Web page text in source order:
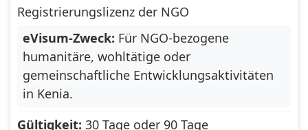
Turks and Caicos
Islands
US Virgin Islands
Uganda
United Arab
Registrierungslizenz der NGO
eVisum-Zweck: Für NGO-bezogene
humanitäre, wohltätige oder
gemeinschaftliche Entwicklungsaktivitäten
in Kenia.
Gültigkeit: 30 Tage oder 90 Tage